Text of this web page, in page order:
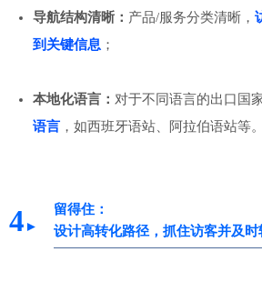
导航结构清晰： 产品/服务分类清晰，
到关键信息 ；
本地化语言： 对于不同语言的出口国
语言 ，如西班牙语站、阿拉伯语站等。
4 ►
留得住：
设计高转化路径，抓住访客并及时